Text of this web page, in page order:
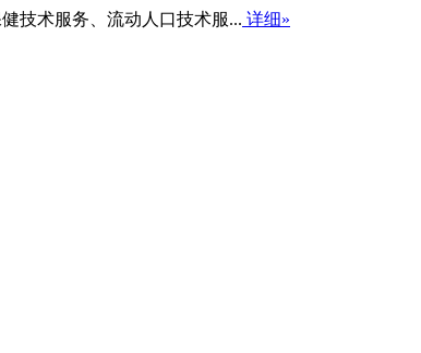
技术服务、流动人口技术服... 详细»